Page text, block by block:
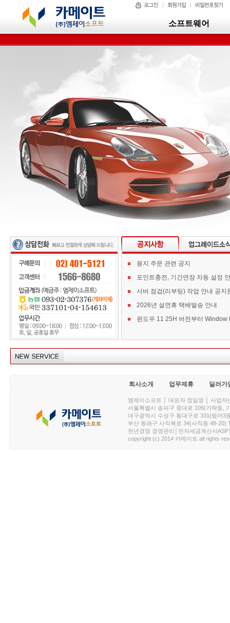
소프트웨어
용지 주문 관련 공지
포인트충전, 기간연장 자동 설정
서버 점검(리부팅) 작업 안내 공지
2026년 설연휴 택배발송 안내
회사소개 업무제휴 딜러가
엠제이소프트 │ 대표자 정일영 │ 사업
서울특별시 송파구 중대로 105(가락동,
대구광역시 수성구 동대구로 331(범어3
부산 동래구 사직북로 34(사직동 48-20)
천년경영 경영관리│전자세금계산서
copyright (c) 2014 카메이트 all rights